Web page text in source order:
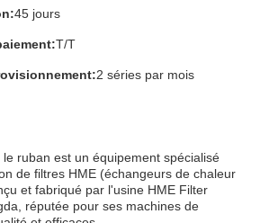
45 jours
T/T
2 séries par mois
ruban est un équipement spécialisé
de filtres HME (échangeurs de chaleur
et fabriqué par l'usine HME Filter
réputée pour ses machines de